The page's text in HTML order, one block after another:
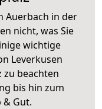
Auerbach in der
nicht, was Sie
wichtige
Leverkusen
zu beachten
bis hin zum
& Gut.